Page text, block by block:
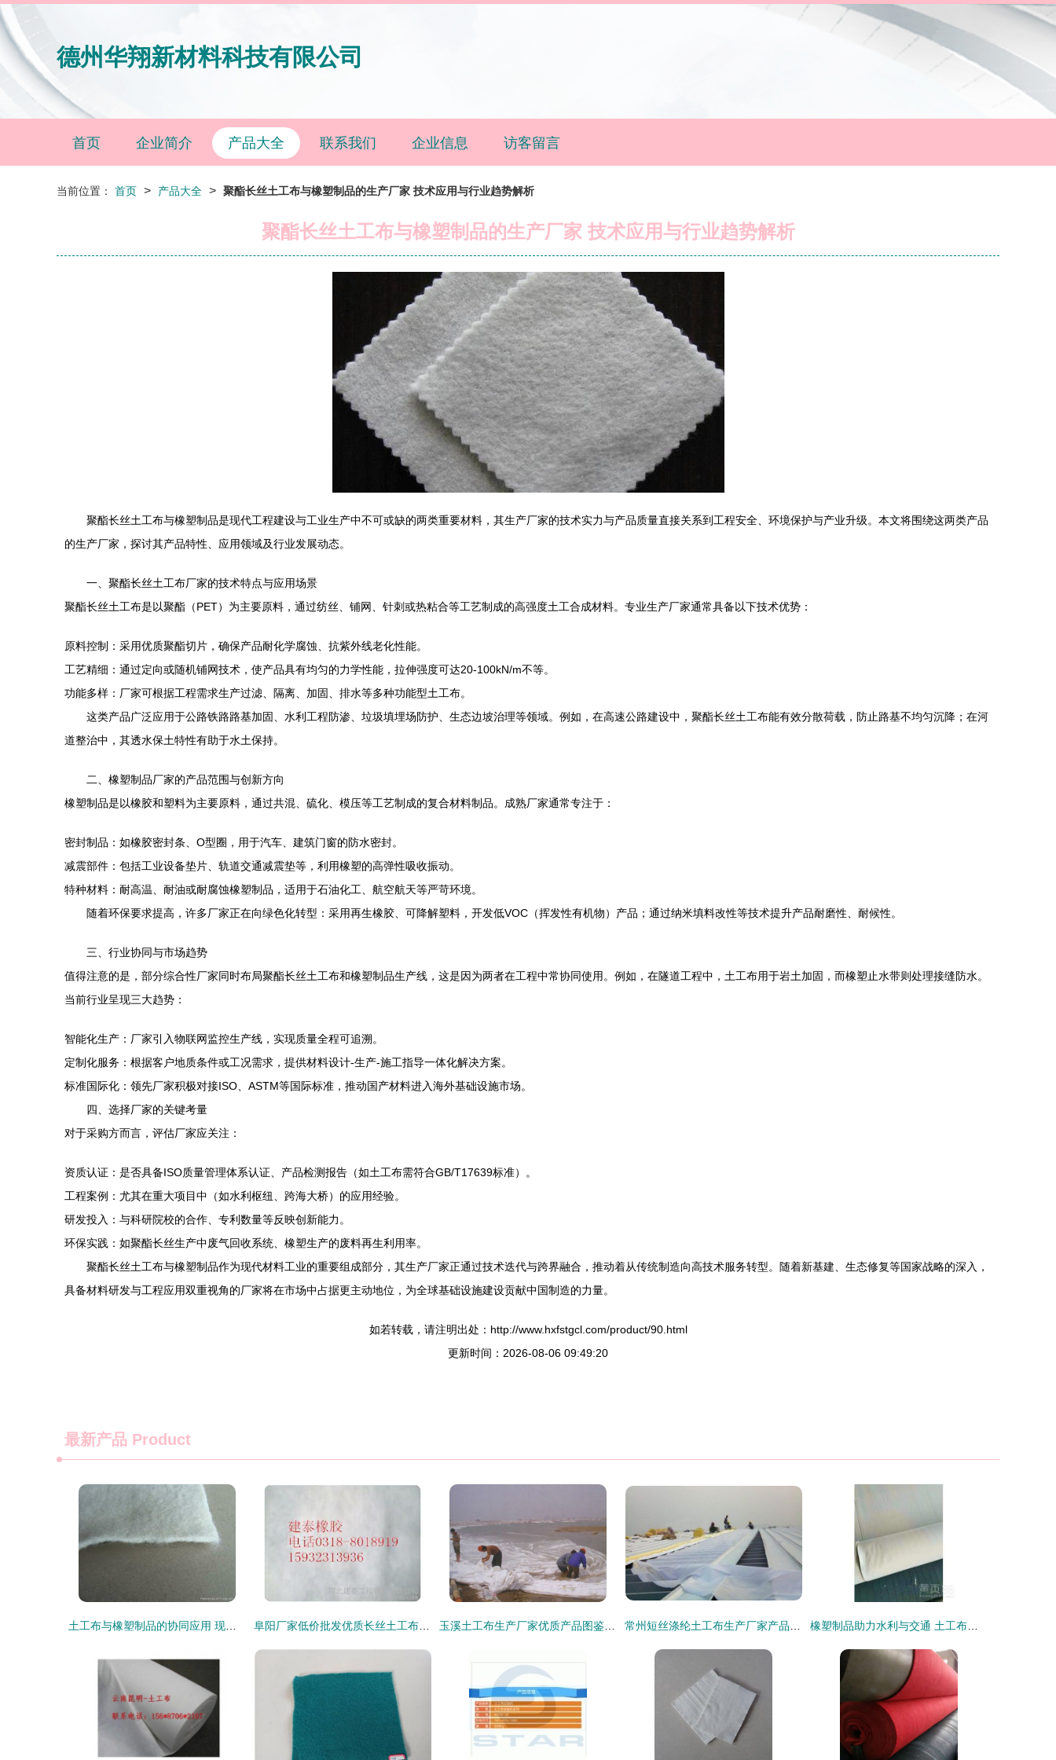
德州华翔新材料科技有限公司
首页 企业简介 产品大全 联系我们 企业信息 访客留言
当前位置： 首页 > 产品大全 > 聚酯长丝土工布与橡塑制品的生产厂家 技术应用与行业趋势解析
聚酯长丝土工布与橡塑制品的生产厂家 技术应用与行业趋势解析
聚酯长丝土工布与橡塑制品是现代工程建设与工业生产中不可或缺的两类重要材料，其生产厂家的技术实力与产品质量直接关系到工程安全、环境保护与产业升级。本文将围绕这两类产品
的生产厂家，探讨其产品特性、应用领域及行业发展动态。
一、聚酯长丝土工布厂家的技术特点与应用场景
聚酯长丝土工布是以聚酯（PET）为主要原料，通过纺丝、铺网、针刺或热粘合等工艺制成的高强度土工合成材料。专业生产厂家通常具备以下技术优势：
原料控制：采用优质聚酯切片，确保产品耐化学腐蚀、抗紫外线老化性能。
工艺精细：通过定向或随机铺网技术，使产品具有均匀的力学性能，拉伸强度可达20-100kN/m不等。
功能多样：厂家可根据工程需求生产过滤、隔离、加固、排水等多种功能型土工布。
这类产品广泛应用于公路铁路路基加固、水利工程防渗、垃圾填埋场防护、生态边坡治理等领域。例如，在高速公路建设中，聚酯长丝土工布能有效分散荷载，防止路基不均匀沉降；在河
道整治中，其透水保土特性有助于水土保持。
二、橡塑制品厂家的产品范围与创新方向
橡塑制品是以橡胶和塑料为主要原料，通过共混、硫化、模压等工艺制成的复合材料制品。成熟厂家通常专注于：
密封制品：如橡胶密封条、O型圈，用于汽车、建筑门窗的防水密封。
减震部件：包括工业设备垫片、轨道交通减震垫等，利用橡塑的高弹性吸收振动。
特种材料：耐高温、耐油或耐腐蚀橡塑制品，适用于石油化工、航空航天等严苛环境。
随着环保要求提高，许多厂家正在向绿色化转型：采用再生橡胶、可降解塑料，开发低VOC（挥发性有机物）产品；通过纳米填料改性等技术提升产品耐磨性、耐候性。
三、行业协同与市场趋势
值得注意的是，部分综合性厂家同时布局聚酯长丝土工布和橡塑制品生产线，这是因为两者在工程中常协同使用。例如，在隧道工程中，土工布用于岩土加固，而橡塑止水带则处理接缝防水。
当前行业呈现三大趋势：
智能化生产：厂家引入物联网监控生产线，实现质量全程可追溯。
定制化服务：根据客户地质条件或工况需求，提供材料设计-生产-施工指导一体化解决方案。
标准国际化：领先厂家积极对接ISO、ASTM等国际标准，推动国产材料进入海外基础设施市场。
四、选择厂家的关键考量
对于采购方而言，评估厂家应关注：
资质认证：是否具备ISO质量管理体系认证、产品检测报告（如土工布需符合GB/T17639标准）。
工程案例：尤其在重大项目中（如水利枢纽、跨海大桥）的应用经验。
研发投入：与科研院校的合作、专利数量等反映创新能力。
环保实践：如聚酯长丝生产中废气回收系统、橡塑生产的废料再生利用率。
聚酯长丝土工布与橡塑制品作为现代材料工业的重要组成部分，其生产厂家正通过技术迭代与跨界融合，推动着从传统制造向高技术服务转型。随着新基建、生态修复等国家战略的深入，
具备材料研发与工程应用双重视角的厂家将在市场中占据更主动地位，为全球基础设施建设贡献中国制造的力量。
如若转载，请注明出处：http://www.hxfstgcl.com/product/90.html
更新时间：2026-08-06 09:49:20
最新产品 Product